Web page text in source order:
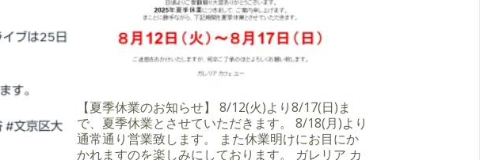
【夏季休業のお知らせ】 8/12(火)より8/17(日)ま
で、夏季休業とさせていただきます。 8/18(月)より
通常通り営業致します。 また休業明けにお目にか
かれますのを楽しみにしております。 ガレリア カ